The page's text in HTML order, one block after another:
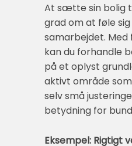
At sætte sin bolig
grad om at føle
samarbejdet. Med
kan du forhandle
på et oplyst
aktivt område
selv små
betydning for
Eksempel: Rigtigt